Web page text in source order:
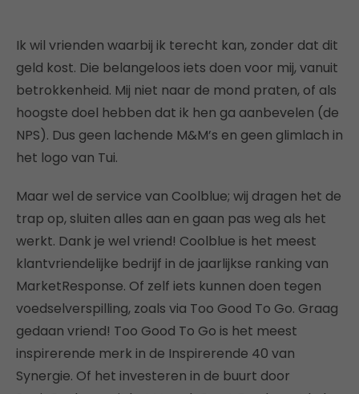
Ik wil vrienden waarbij ik terecht kan, zonder dat dit
geld kost. Die belangeloos iets doen voor mij, vanuit
betrokkenheid. Mij niet naar de mond praten, of als
hoogste doel hebben dat ik hen ga aanbevelen (de
NPS). Dus geen lachende M&M’s en geen glimlach in
het logo van Tui.
Maar wel de service van Coolblue; wij dragen het de
trap op, sluiten alles aan en gaan pas weg als het
werkt. Dank je wel vriend! Coolblue is het meest
klantvriendelijke bedrijf in de jaarlijkse ranking van
MarketResponse. Of zelf iets kunnen doen tegen
voedselverspilling, zoals via Too Good To Go. Graag
gedaan vriend! Too Good To Go is het meest
inspirerende merk in de Inspirerende 40 van
Synergie. Of het investeren in de buurt door